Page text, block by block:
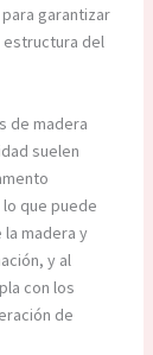
garantizar
estructura del
de madera
suelen
que puede
madera y
y al
con los
de